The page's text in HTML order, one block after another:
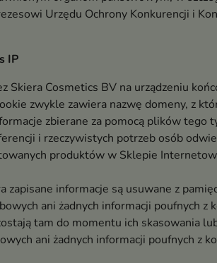
Urzędu Ochrony Konkurencji i
IP
Cosmetics BV na urządzeniu
zwykle zawiera nazwę domeny, z
zbierane za pomocą plików tego
i rzeczywistych potrzeb osób
produktów w Sklepie
informacje są usuwane z
ani żadnych informacji poufnych
tam do momentu ich skasowania
ani żadnych informacji poufnych z